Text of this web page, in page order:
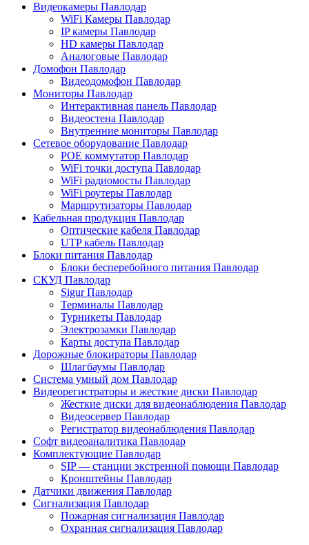
Видеокамеры Павлодар
WiFi Камеры Павлодар
IP камеры Павлодар
HD камеры Павлодар
Аналоговые Павлодар
Домофон Павлодар
Видеодомофон Павлодар
Мониторы Павлодар
Интерактивная панель Павлодар
Видеостена Павлодар
Внутренние мониторы Павлодар
Сетевое оборудование Павлодар
POE коммутатор Павлодар
WiFi точки доступа Павлодар
WiFi радиомосты Павлодар
WiFi роутеры Павлодар
Маршрутизаторы Павлодар
Кабельная продукция Павлодар
Оптические кабеля Павлодар
UTP кабель Павлодар
Блоки питания Павлодар
Блоки бесперебойного питания Павлодар
СКУД Павлодар
Sigur Павлодар
Терминалы Павлодар
Турникеты Павлодар
Электрозамки Павлодар
Карты доступа Павлодар
Дорожные блокираторы Павлодар
Шлагбаумы Павлодар
Система умный дом Павлодар
Видеорегистраторы и жесткие диски Павлодар
Жесткие диски для видеонаблюдения Павлодар
Видеосервер Павлодар
Регистратор видеонаблюдения Павлодар
Софт видеоаналитика Павлодар
Комплектующие Павлодар
SIP — станции экстренной помощи Павлодар
Кронштейны Павлодар
Датчики движения Павлодар
Сигнализация Павлодар
Пожарная сигнализация Павлодар
Охранная сигнализация Павлодар